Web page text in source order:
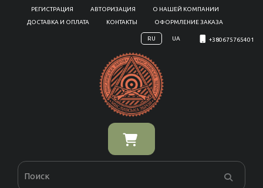
РЕГИСТРАЦИЯ АВТОРИЗАЦИЯ
О НАШЕЙ КОМПАНИИ
ДОСТАВКА И ОПЛАТА
КОНТАКТЫ ОФОРМЛЕНИЕ ЗАКАЗА
RU UA +380675765401